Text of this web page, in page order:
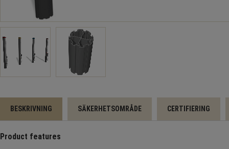
BESKRIVNING SÄKERHETSOMRÅDE CERTIFIERING
Product features